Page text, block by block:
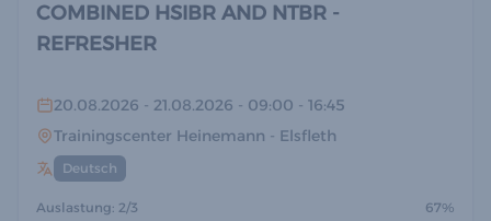
COMBINED HSIBR AND NTBR -
REFRESHER
20.08.2026 - 21.08.2026 - 09:00 - 16:45
Trainingscenter Heinemann - Elsfleth
Deutsch
Auslastung: 2/3 67%